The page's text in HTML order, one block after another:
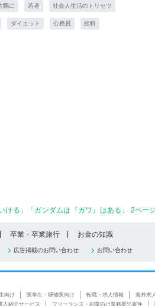
隅に 若者 社会人生活のトリセツ
ダイエット 公務員 給料
ける」「ガンダムは『ガワ』はある」 2ペー
卒業・卒業旅行 お金の知識
広告掲載のお問い合わせ お問い合わせ
向け 医学生・研修医向け 転職・求人情報 海外求
人紹介サービス フリーランス・副業向け業務委託案件